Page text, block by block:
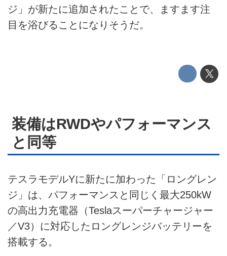
プライバシーポリシー
ライター名簿
ジ」が新たに追加されたことで、ますます注
目を浴びることになりそうだ。
装備はRWDやパフォーマンス
と同等
テスラモデルYに新たに加わった「ロングレン
ジ」は、パフォーマンスと同じく最大250kW
の高出力充電器（Teslaスーパーチャージャー
／V3）に対応したロングレンジバッテリーを
搭載する。